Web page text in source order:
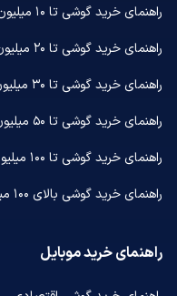
راهنمای خرید گوشی تا ۱۰ میلیون
راهنمای خرید گوشی تا ۲۰ میلیون
راهنمای خرید گوشی تا ۳۰ میلیون
راهنمای خرید گوشی تا ۵۰ میلیون
راهنمای خرید گوشی تا ۱۰۰ میلیون
راهنمای خرید گوشی بالای ۱۰۰ میلیون
راهنمای خرید موبایل